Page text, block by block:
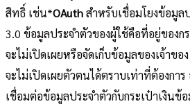
สิทธิ์ เช่น*OAuthสำหรับเชื่อมโยงข้อมูล
3.0 ข้อมูลประจำตัวของผู้ใช้คือที่อยู่ของกร
จะไม่เปิดเผยหรือจัดเก็บข้อมูลของเจ้าขอ
จะไม่เปิดเผยตัวตนได้ตราบเท่าที่ต้องการ
เชื่อมต่อข้อมูลประจำตัวกับกระเป๋าเงินข้